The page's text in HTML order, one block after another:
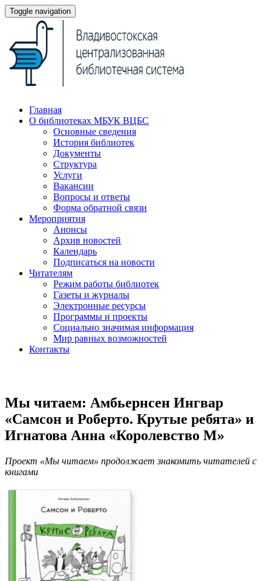
Toggle navigation
Главная
О библиотеках МБУК ВЦБС
Основные сведения
История библиотек
Документы
Структура
Услуги
Вакансии
Вопросы и ответы
Форма обратной связи
Мероприятия
Анонсы
Архив новостей
Календарь
Подписаться на новости
Читателям
Режим работы библиотек
Газеты и журналы
Электронные ресурсы
Программы и проекты
Социально значимая информация
Мир равных возможностей
Контакты
Мы читаем: Амбьернсен Ингвар
«Самсон и Роберто. Крутые ребята» и
Игнатова Анна «Королевство М»
Проект «Мы читаем» продолжает знакомить читателей с
книгами